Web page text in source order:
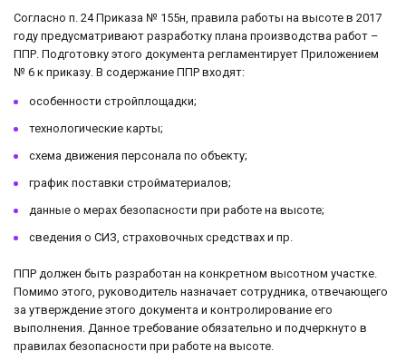
Согласно п. 24 Приказа № 155н, правила работы на высоте в 2017
году предусматривают разработку плана производства работ –
ППР. Подготовку этого документа регламентирует Приложением
№ 6 к приказу. В содержание ППР входят:
особенности стройплощадки;
технологические карты;
схема движения персонала по объекту;
график поставки стройматериалов;
данные о мерах безопасности при работе на высоте;
сведения о СИЗ, страховочных средствах и пр.
ППР должен быть разработан на конкретном высотном участке.
Помимо этого, руководитель назначает сотрудника, отвечающего
за утверждение этого документа и контролирование его
выполнения. Данное требование обязательно и подчеркнуто в
правилах безопасности при работе на высоте.